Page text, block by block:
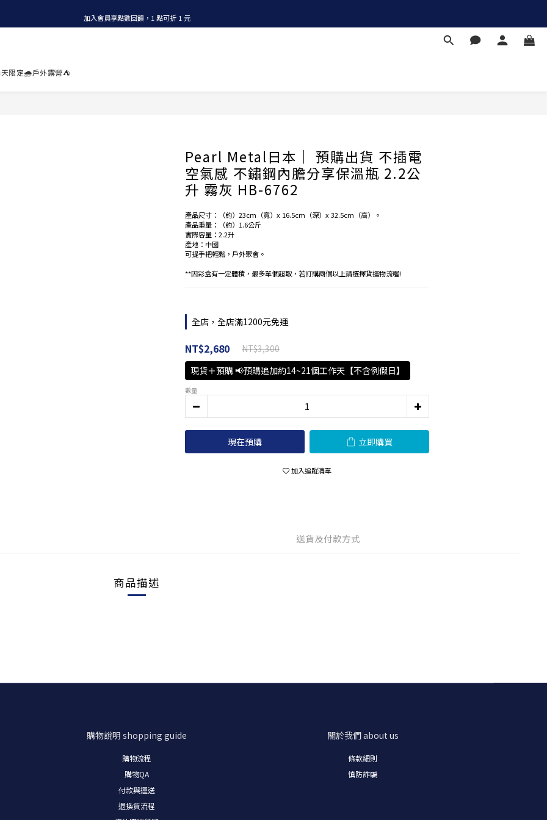
全店消費滿 NT$1200，即享免運
加入會員享點數回饋，1 點可折 1 元
天限定🌧️戶外露營⛺
Pearl Metal日本｜ 預購出貨 不插電
空氣感 不鏽鋼內膽分享保溫瓶 2.2公
升 霧灰 HB-6762
產品尺寸：（約）23cm（寬）x 16.5cm（深）x 32.5cm（高）。
產品重量：（約）1.6公斤
實際容量：2.2升
產地：中國
可提手把輕鬆，戶外聚會。
**因彩盒有一定體積，最多單個超取，若訂購兩個以上請選擇貨運物流喔!
全店，全店滿1200元免運
NT$2,680
NT$3,300
現貨＋預購 📢預購追加約14~21個工作天【不含例假日】
數量
現在預購 立即購買
加入追蹤清單
送貨及付款方式
商品描述
購物說明 shopping guide
購物流程
購物QA
付款與運送
退換貨流程
關於我們about us
條款細則
慎防詐騙